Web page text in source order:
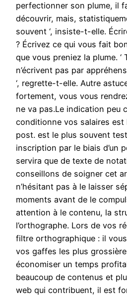
perfectionner son plume, il
découvrir, mais,
souvent ‘, insiste-t-elle.
? Écrivez ce qui vous fait
que vous preniez la plume. ‘
n’écrivent pas par
‘, regrette-t-elle. Autre
fortement, vous vous
ne va pas.Le indication peu
conditionne vos salaires est
post. est le plus souvent
inscription par le biais d’un
servira que de texte de
conseillons de soigner cet
n’hésitant pas à le laisser
moments avant de le
attention à le contenu, la
l’orthographe. Lors de vos
filtre orthographique : il
vos gaffes les plus
économiser un temps
beaucoup de contenus et
web qui contribuent, il est